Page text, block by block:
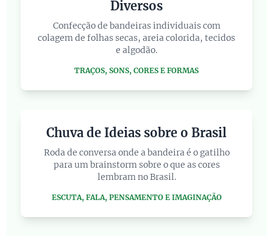
Diversos
Confecção de bandeiras individuais com
colagem de folhas secas, areia colorida, tecidos
e algodão.
TRAÇOS, SONS, CORES E FORMAS
Chuva de Ideias sobre o Brasil
Roda de conversa onde a bandeira é o gatilho
para um brainstorm sobre o que as cores
lembram no Brasil.
ESCUTA, FALA, PENSAMENTO E IMAGINAÇÃO